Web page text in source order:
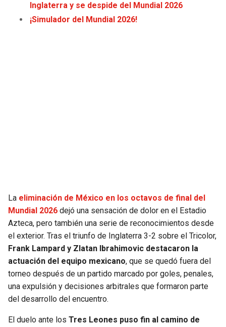
EAGLES
PACKERS
VIKINGS
FALCONS
SUNS
TIMBERWOLVES
THUNDER
TRAIL BLAZERS
Inglaterra y se despide del Mundial 2026
¡Simulador del Mundial 2026!
La eliminación de México en los octavos de final del
Mundial 2026 dejó una sensación de dolor en el Estadio
Azteca, pero también una serie de reconocimientos desde
el exterior. Tras el triunfo de Inglaterra 3-2 sobre el Tricolor,
Frank Lampard y Zlatan Ibrahimovic destacaron la
actuación del equipo mexicano, que se quedó fuera del
torneo después de un partido marcado por goles, penales,
una expulsión y decisiones arbitrales que formaron parte
del desarrollo del encuentro.
El duelo ante los Tres Leones puso fin al camino de